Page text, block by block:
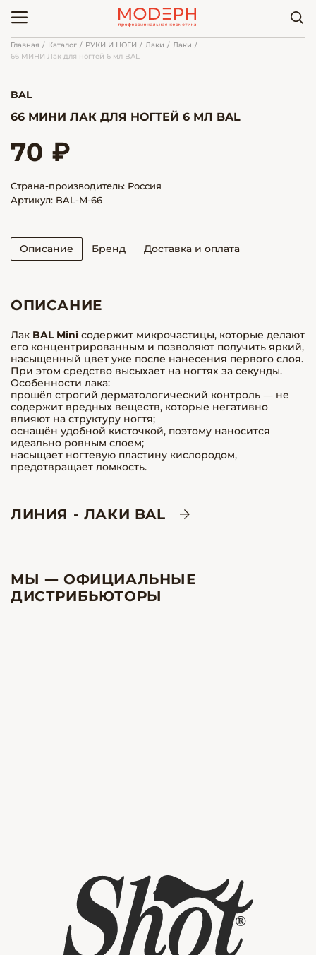
Главная Каталог РУКИ И НОГИ Лаки
Лаки
66 МИНИ Лак для ногтей 6 мл BAL
BAL
66 МИНИ ЛАК ДЛЯ НОГТЕЙ 6 МЛ BAL
70 ₽
Страна-производитель: Россия
Артикул: BAL-M-66
Описание Бренд Доставка и оплата
ОПИСАНИЕ
Лак BAL Mini содержит микрочастицы, которые делают
его концентрированным и позволяют получить яркий,
насыщенный цвет уже после нанесения первого слоя.
При этом средство высыхает на ногтях за секунды.
Особенности лака:
прошёл строгий дерматологический контроль — не
содержит вредных веществ, которые негативно
влияют на структуру ногтя;
оснащён удобной кисточкой, поэтому наносится
идеально ровным слоем;
насыщает ногтевую пластину кислородом,
предотвращает ломкость.
ЛИНИЯ - ЛАКИ BAL
МЫ — ОФИЦИАЛЬНЫЕ
ДИСТРИБЬЮТОРЫ